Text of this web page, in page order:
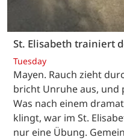
St. Elisabeth trainiert
Tuesday
Mayen. Rauch zieht
bricht Unruhe aus, und
Was nach einem
klingt, war im St.
nur eine Übung.